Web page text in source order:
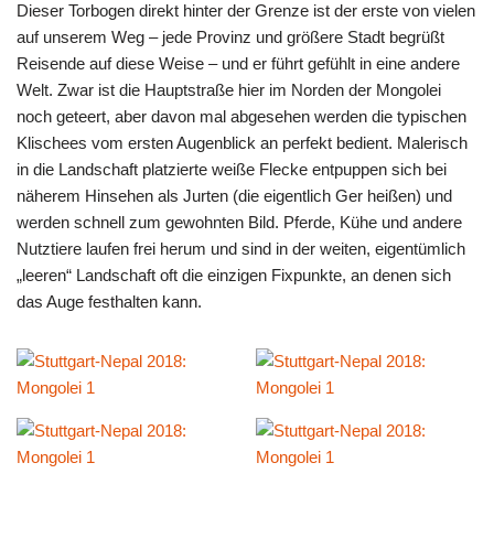
Dieser Torbogen direkt hinter der Grenze ist der erste von vielen
auf unserem Weg – jede Provinz und größere Stadt begrüßt
Reisende auf diese Weise – und er führt gefühlt in eine andere
Welt. Zwar ist die Hauptstraße hier im Norden der Mongolei
noch geteert, aber davon mal abgesehen werden die typischen
Klischees vom ersten Augenblick an perfekt bedient. Malerisch
in die Landschaft platzierte weiße Flecke entpuppen sich bei
näherem Hinsehen als Jurten (die eigentlich Ger heißen) und
werden schnell zum gewohnten Bild. Pferde, Kühe und andere
Nutztiere laufen frei herum und sind in der weiten, eigentümlich
„leeren“ Landschaft oft die einzigen Fixpunkte, an denen sich
das Auge festhalten kann.